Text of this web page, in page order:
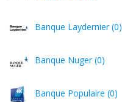
Banque Laydernier (0)
Banque Nuger (0)
Banque Populaire (0)